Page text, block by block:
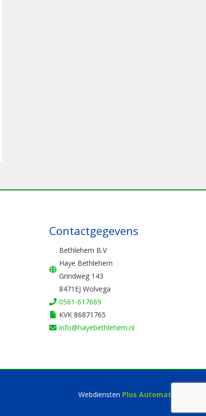
Contactgegevens
Bethlehem B.V
Haye Bethlehem
Grindweg 143
8471EJ Wolvega
0561-617669
KVK 86871765
info@hayebethlehem.nl
Webdiensten Plus Automatisering